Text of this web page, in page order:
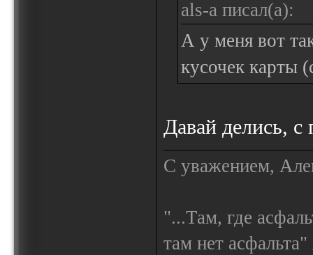
als-a писал(а):
А у меня вот
кусочек карты
Давай делись,
С уважением,
"...Там, где
там нет